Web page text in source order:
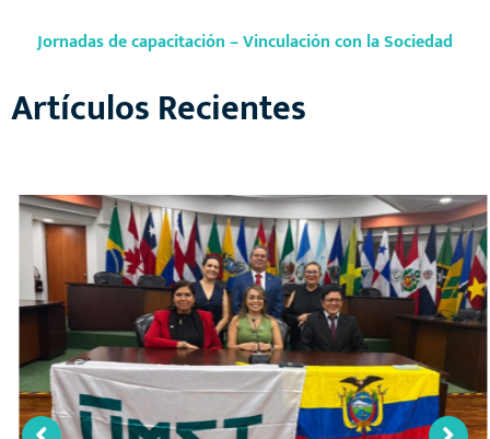
Jornadas de capacitación – Vinculación con la Sociedad
Artículos Recientes